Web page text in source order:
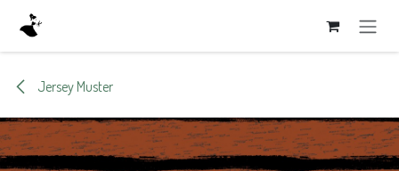
Zum Inhalt springen
Jersey Muster